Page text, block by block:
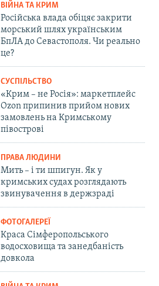
ВІЙНА ТА КРИМ
Російська влада обіцяє закрити
морський шлях українським
БпЛА до Севастополя. Чи реально
це?
СУСПІЛЬСТВО
«Крим – не Росія»: маркетплейс
Ozon припинив прийом нових
замовлень на Кримському
півострові
ПРАВА ЛЮДИНИ
Мить – і ти шпигун. Як у
кримських судах розглядають
звинувачення в держзраді
ФОТОГАЛЕРЕЇ
Краса Сімферопольського
водосховища та занедбаність
довкола